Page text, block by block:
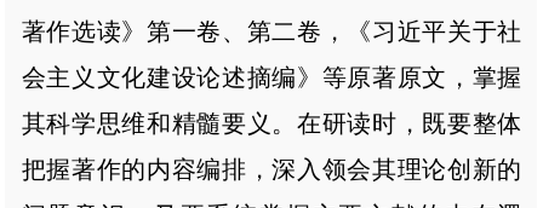
著作选读》第一卷、第二卷，《习近平关于社
会主义文化建设论述摘编》等原著原文，掌握
其科学思维和精髓要义。在研读时，既要整体
把握著作的内容编排，深入领会其理论创新的